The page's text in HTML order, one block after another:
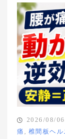
2026/08/
痛 , 椎間板ヘル